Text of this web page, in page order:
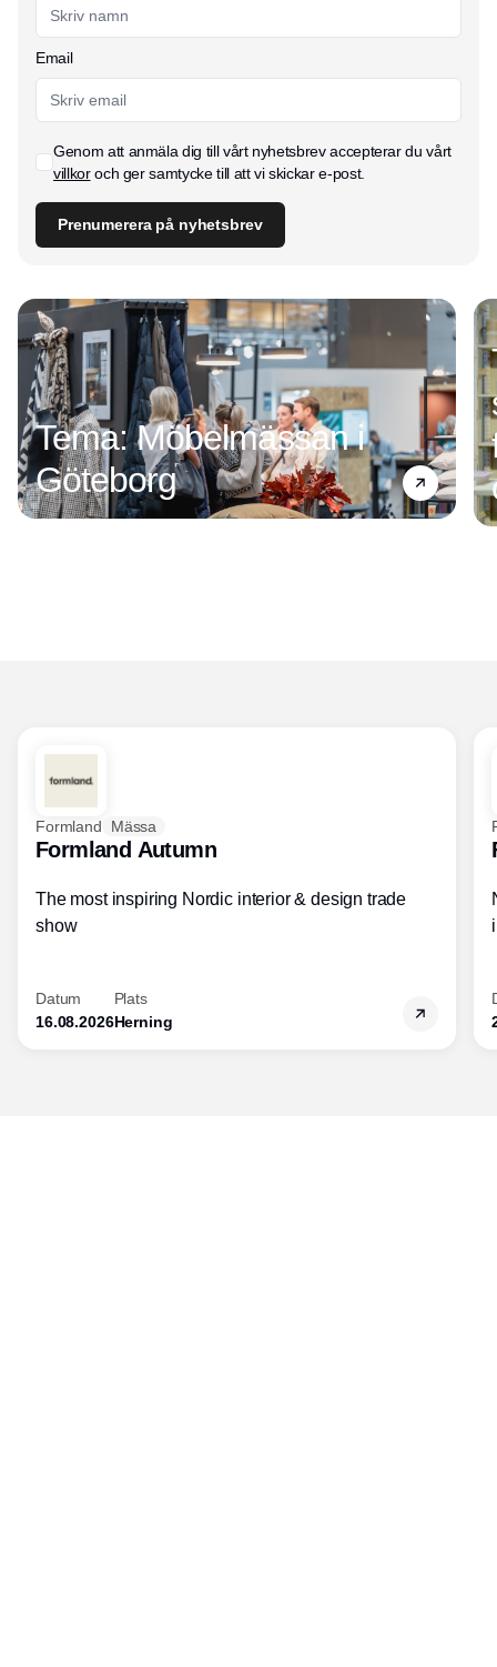
Email
Genom att anmäla dig till vårt nyhetsbrev accepterar du vårt
villkoroch ger samtycke till att vi skickar e-post.
Prenumerera på nyhetsbrev
Tema: Möbelmässan i
Göteborg
Formland Mässa
Formland Autumn
The most inspiring Nordic interior & design trade
show
Datum
16.08.2026
Plats
Herning